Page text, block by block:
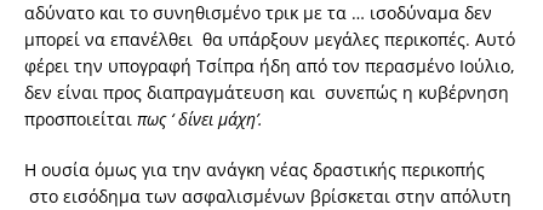
αδύνατο και το συνηθισμένο τρικ με τα … ισοδύναμα δεν
μπορεί να επανέλθει θα υπάρξουν μεγάλες περικοπές. Αυτό
φέρει την υπογραφή Τσίπρα ήδη από τον περασμένο Ιούλιο,
δεν είναι προς διαπραγμάτευση και συνεπώς η κυβέρνηση
προσποιείται πως ‘ δίνει μάχη’.
Η ουσία όμως για την ανάγκη νέας δραστικής περικοπής
στο εισόδημα των ασφαλισμένων βρίσκεται στην απόλυτη